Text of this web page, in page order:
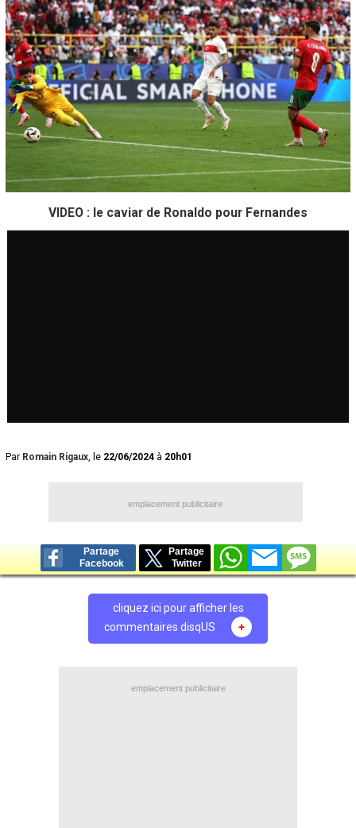
VIDEO : le caviar de Ronaldo pour Fernandes
Par Romain Rigaux , le 22/06/2024 à 20h01
emplacement publicitaire
Partage
Facebook
Partage
Twitter
cliquez ici pour afficher les
commentaires disqUS
+
emplacement publicitaire